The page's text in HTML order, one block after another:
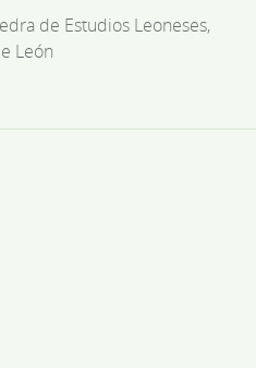
de Estudios Leoneses,
León